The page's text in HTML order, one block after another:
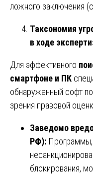
ложного заключения
Таксономия
в ходе
Для эффективного
смартфоне и ПК
обнаруженный софт
зрения правовой
Заведомо
РФ):
блокирования,